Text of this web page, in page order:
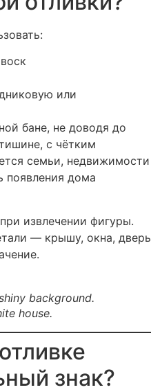
или
бане, не доводя до
с чётким
семьи, недвижимости
появления дома
извлечении фигуры.
— крышу, окна, дверь
background.
house.
знак?